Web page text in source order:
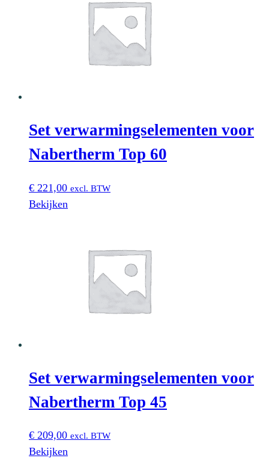
Set verwarmingselementen voor
Nabertherm Top 60
€ 221,00 excl. BTW
Bekijken
Set verwarmingselementen voor
Nabertherm Top 45
€ 209,00 excl. BTW
Bekijken